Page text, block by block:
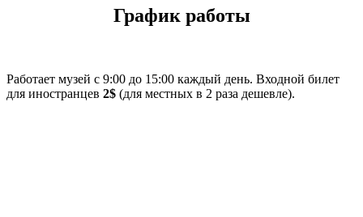
График работы
Работает музей с 9:00 до 15:00 каждый день. Входной билет
для иностранцев 2$ (для местных в 2 раза дешевле).